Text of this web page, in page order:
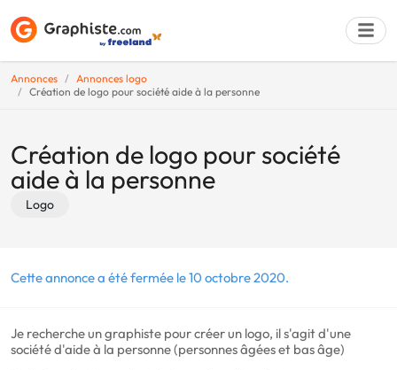
Annonces
Annonces logo
Création de logo pour société aide à la personne
Création de logo pour société
aide à la personne
Logo
Cette annonce a été fermée le 10 octobre 2020.
Je recherche un graphiste pour créer un logo, il s'agit d'une
société d'aide à la personne (personnes âgées et bas âge)